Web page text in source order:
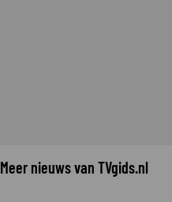
Meer nieuws van TVgids.nl